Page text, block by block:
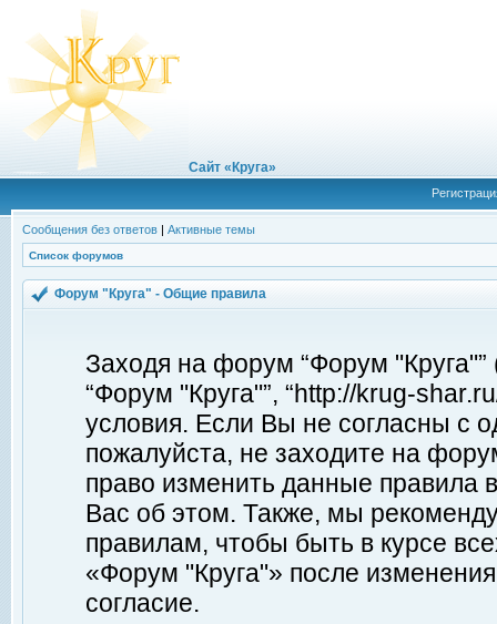
Сайт «Круга»
Сообщения без ответов | Активные темы
Список форумов
Форум "Круга" - Общие правила
Заходя на форум “Форум
“Форум "Круга"”, “http://krug-
условия. Если Вы не согласны с
пожалуйста, не заходите на
право изменить данные правила
Вас об этом. Также, мы
правилам, чтобы быть в курсе
«Форум "Круга"» после
согласие.